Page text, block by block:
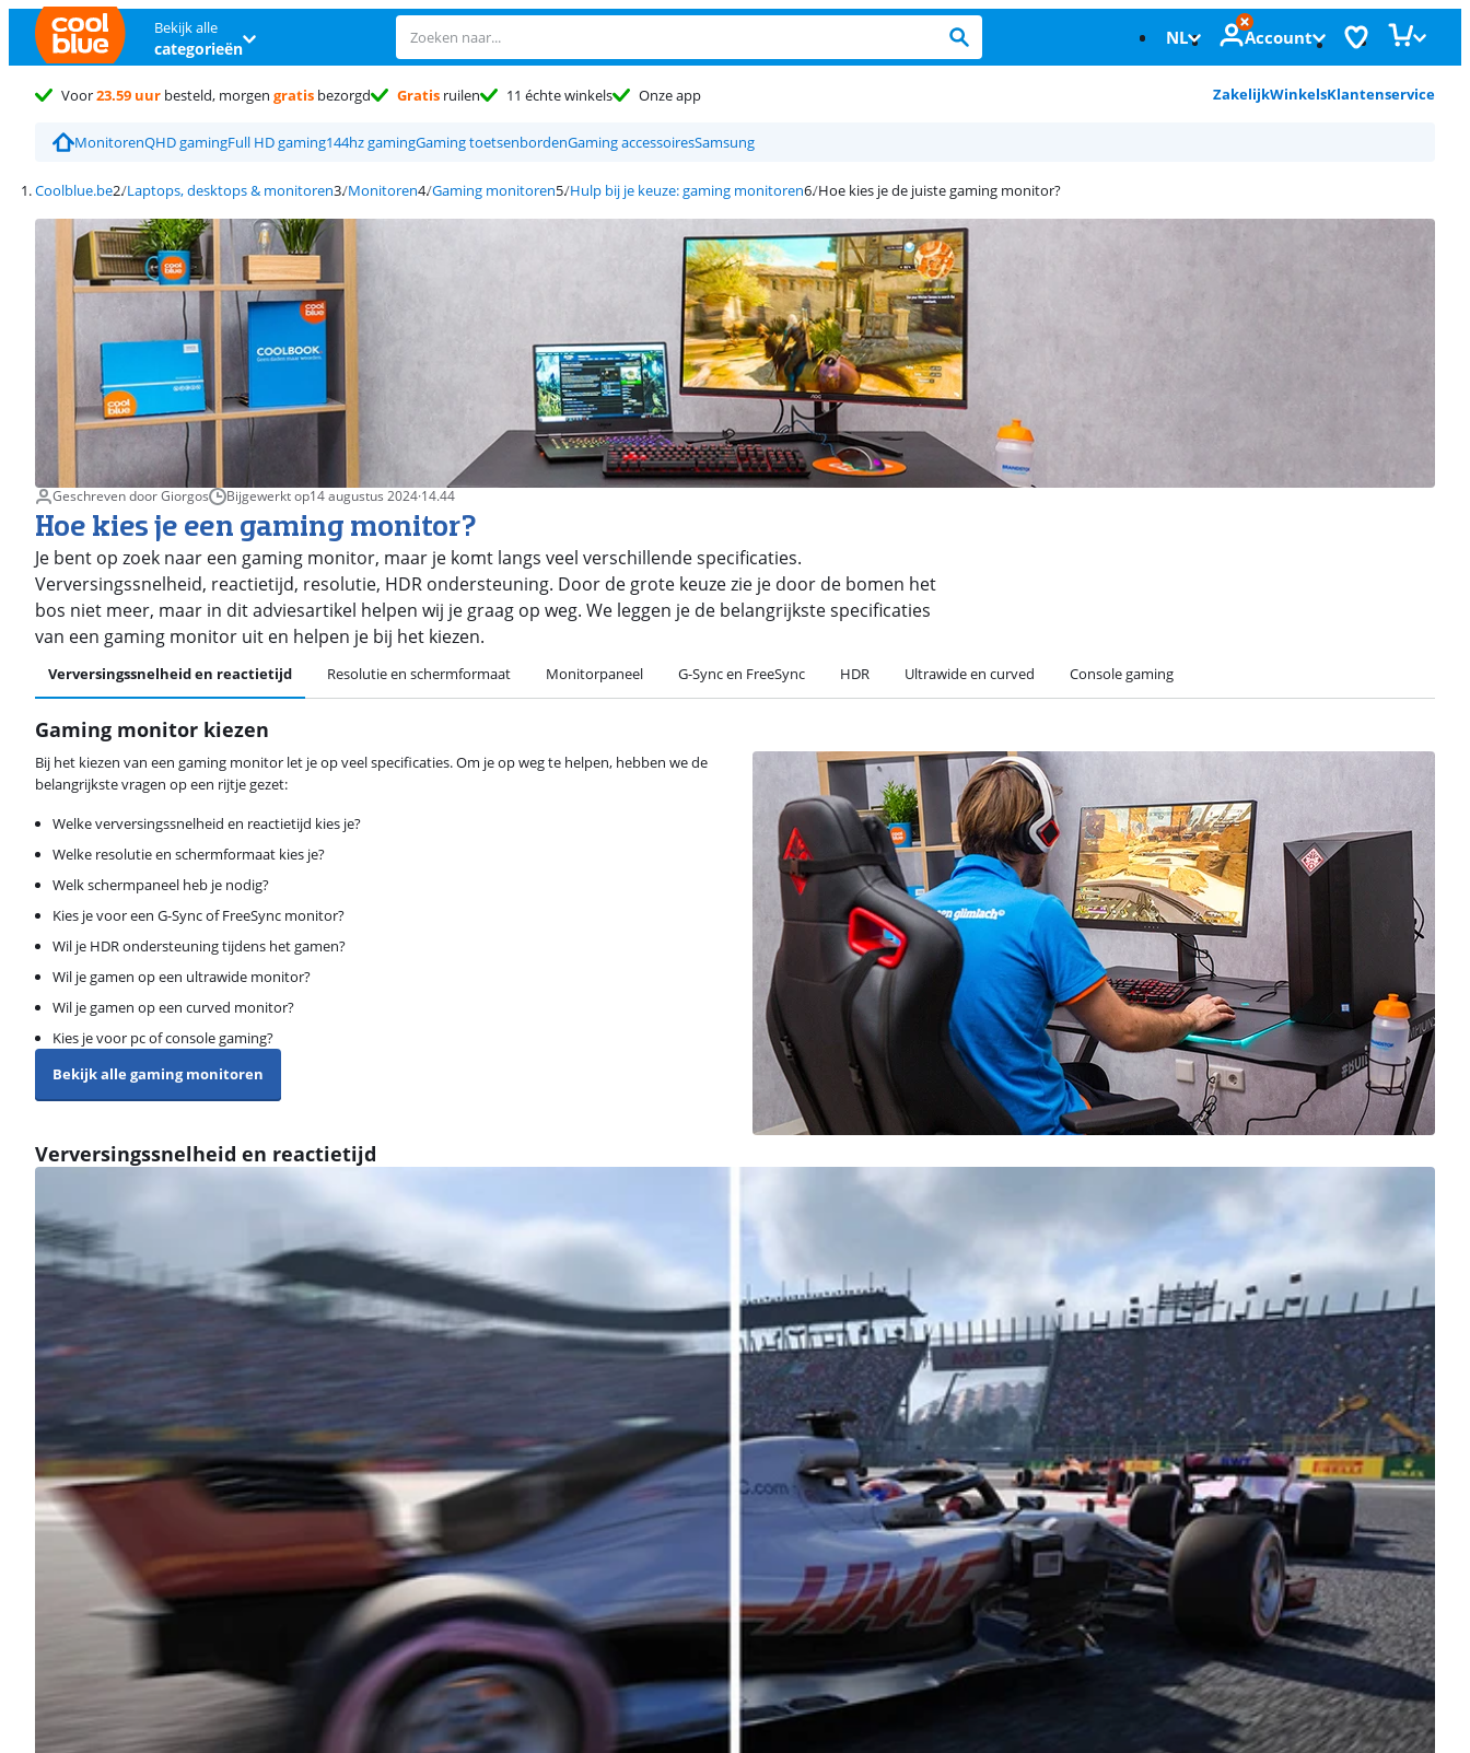
Bekijk alle
categorieën NL Account
Voor23.59 uur besteld, morgen gratis bezorgd Gratis ruilen 11 échte winkels Onze app ZakelijkWinkelsKlantenservice
MonitorenQHD gamingFull HD gaming144hz gamingGaming toetsenbordenGaming accessoiresSamsung
Coolblue.be Laptops, desktops & monitoren Monitoren Gaming monitoren Hulp bij je keuze: gaming monitoren Hoe kies je de juiste gaming monitor?
Geschreven door Giorgos Bijgewerkt op14 augustus 2024·14.44
Hoe kies je een gaming monitor?
Je bent op zoek naar een gaming monitor, maar je komt langs veel verschillende specificaties.
Verversingssnelheid, reactietijd, resolutie, HDR ondersteuning. Door de grote keuze zie je door de bomen het
bos niet meer, maar in dit adviesartikel helpen wij je graag op weg. We leggen je de belangrijkste specificaties
van een gaming monitor uit en helpen je bij het kiezen.
Verversingssnelheid en reactietijd Resolutie en schermformaat Monitorpaneel G-Sync en FreeSync HDR Ultrawide en curved Console gaming
Gaming monitor kiezen
Bij het kiezen van een gaming monitor let je op veel specificaties. Om je op weg te helpen, hebben we de
belangrijkste vragen op een rijtje gezet:
Welke verversingssnelheid en reactietijd kies je?
Welke resolutie en schermformaat kies je?
Welk schermpaneel heb je nodig?
Kies je voor een G-Sync of FreeSync monitor?
Wil je HDR ondersteuning tijdens het gamen?
Wil je gamen op een ultrawide monitor?
Wil je gamen op een curved monitor?
Kies je voor pc of console gaming?
Bekijk alle gaming monitoren
Verversingssnelheid en reactietijd